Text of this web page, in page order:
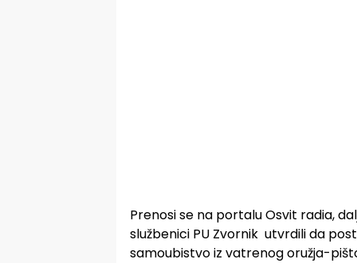
Prenosi se na portalu Osvit radia,
službenici PU Zvornik utvrdili da
samoubistvo iz vatrenog oružja-